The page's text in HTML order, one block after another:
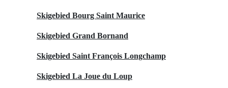
Skigebied Bourg Saint Maurice
Skigebied Grand Bornand
Skigebied Saint François Longchamp
Skigebied La Joue du Loup